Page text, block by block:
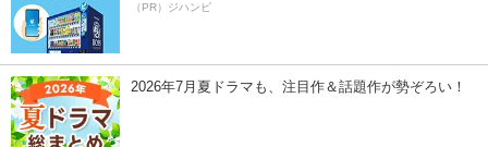
（PR）ジハンピ
2026年7月夏ドラマも、注目作＆話題作が勢ぞろい！